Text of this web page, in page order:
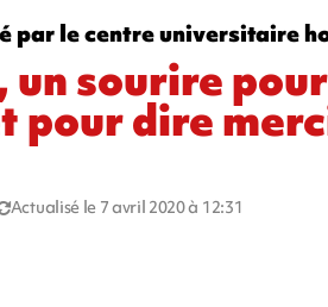
par le centre universitaire
un sourire pour
pour dire
Actualisé le 7 avril 2020 à 12:31